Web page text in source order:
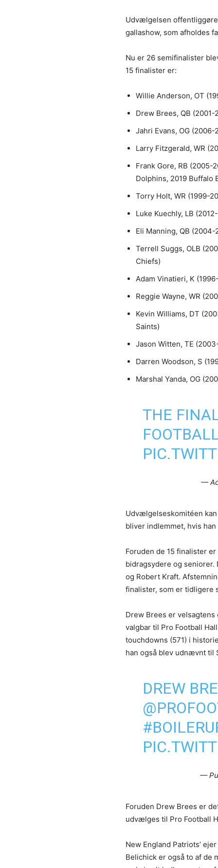
Udvælgelsen
gallashow, som afholdes
Nu er 26 semifinalister
15 finalister er:
Willie Anderson, OT
Drew Brees, QB
Jahri Evans, OG
Larry Fitzgerald, WR
Frank Gore, RB (2005-
Dolphins, 2019 Buffalo
Torry Holt, WR (1999-
Luke Kuechly, LB
Eli Manning, QB
Terrell Suggs, OLB
Chiefs)
Adam Vinatieri, K
Reggie Wayne, WR
Kevin Williams, DT
Saints)
Jason Witten, TE
Darren Woodson, S
Marshal Yanda, OG
THE
—
Udvælgelseskomitéen
bliver indlemmet, hvis
Foruden de 15 finalister
bidragsydere og seniorer.
og Robert Kraft.
finalister, som er tidligere
Drew Brees er
valgbar til Pro Football
touchdowns (571) i
han også blev udnævnt til
DREW
—
Foruden Drew Brees er
udvælges til Pro Football
New England Patriots’
Belichick er også to af